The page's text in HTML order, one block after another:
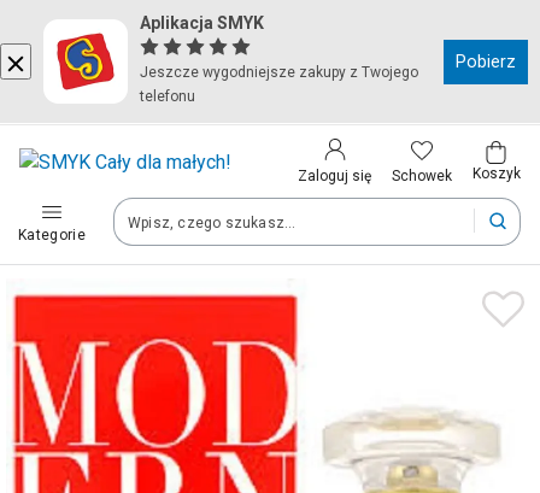
Aplikacja SMYK
Jeszcze wygodniejsze zakupy z Twojego
telefonu
Pobierz
Zaloguj się Schowek Koszyk
Kategorie
Kraj i język
Polska (Poland)
Twoje zamówienia dostarczymy na teren wybranego kraju.
Polski
Po zmianie kraju część produktów może zostać usunięta z